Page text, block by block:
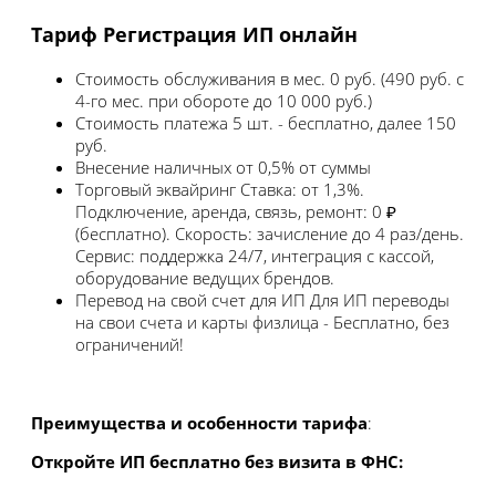
Тариф Регистрация ИП онлайн
Стоимость обслуживания в мес. 0 руб. (490 руб. с
4-го мес. при обороте до 10 000 руб.)
Стоимость платежа 5 шт. - бесплатно, далее 150
руб.
Внесение наличных от 0,5% от суммы
Торговый эквайринг Ставка: от 1,3%.
Подключение, аренда, связь, ремонт: 0 ₽
(бесплатно). Скорость: зачисление до 4 раз/день.
Сервис: поддержка 24/7, интеграция с кассой,
оборудование ведущих брендов.
Перевод на свой счет для ИП Для ИП переводы
на свои счета и карты физлица - Бесплатно, без
ограничений!
Преимущества и особенности тарифа:
Откройте ИП бесплатно без визита в ФНС: